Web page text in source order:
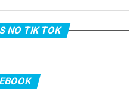
NO TIK TOK